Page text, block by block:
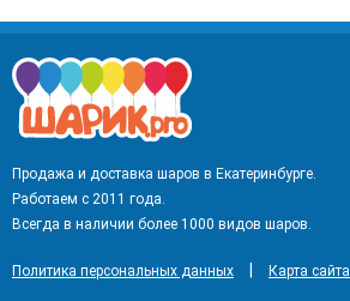
Продажа и доставка шаров в Екатеринбурге.
Работаем с 2011 года.
Всегда в наличии более 1000 видов шаров.
Политика персональных данных Карта сайта